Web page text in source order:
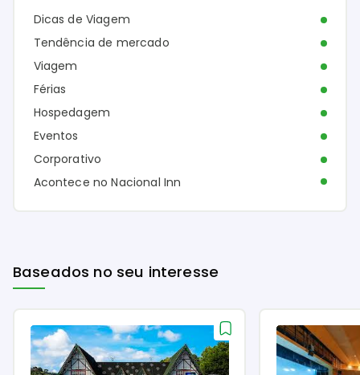
Dicas de Viagem
Tendência de mercado
Viagem
Férias
Hospedagem
Eventos
Corporativo
Acontece no Nacional Inn
Baseados no seu interesse